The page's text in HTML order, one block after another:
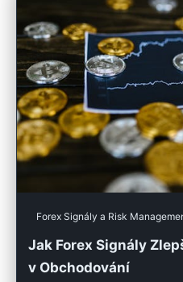
Forex Signály a Risk
Jak Forex Signály
v Obchodování